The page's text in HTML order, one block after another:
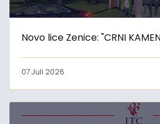
Novo lice Zenice: "CRNI
07 Juli 2026